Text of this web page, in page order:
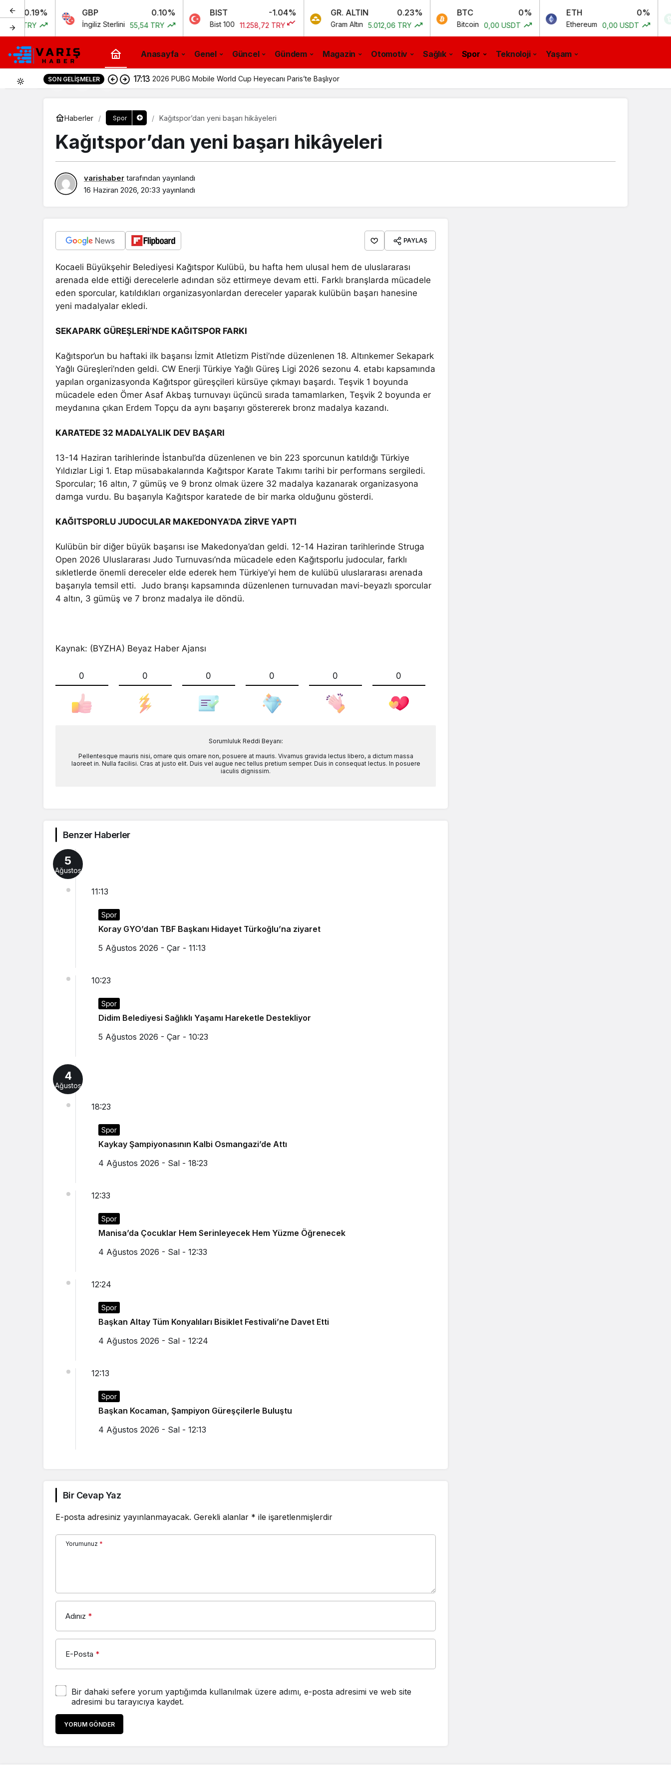
GBP
İngiliz Sterlini 55,54 TRY
BIST
Bist 100 11.258,72 TRY
GR. ALTIN 0.23%
Gram Altın 5.012,06 TRY
BTC
Bitcoin 0,00 USDT
ETH
Ethereum 0,00 USDT
Anasayfa Genel Güncel Gündem Magazin Otomotiv Sağlık Spor Teknoloji Yaşam
0
SON GELIŞMELER 17:13 2026 PUBG Mobile World Cup Heyecanı Paris’te Başlıyor
Haberler Spor Kağıtspor’dan yeni başarı hikâyeleri
Kağıtspor’dan yeni başarı hikâyeleri
varishaber tarafından yayınlandı
16 Haziran 2026, 20:33 yayınlandı
PAYLAŞ
Kocaeli Büyükşehir Belediyesi Kağıtspor Kulübü, bu hafta hem ulusal hem de uluslararası
arenada elde ettiği derecelerle adından söz ettirmeye devam etti. Farklı branşlarda mücadele
eden sporcular, katıldıkları organizasyonlardan dereceler yaparak kulübün başarı hanesine
yeni madalyalar ekledi.
SEKAPARK GÜREŞLERİ’NDE KAĞITSPOR FARKI
Kağıtspor’un bu haftaki ilk başarısı İzmit Atletizm Pisti’nde düzenlenen 18. Altınkemer Sekapark
Yağlı Güreşleri’nden geldi. CW Enerji Türkiye Yağlı Güreş Ligi 2026 sezonu 4. etabı kapsamında
yapılan organizasyonda Kağıtspor güreşçileri kürsüye çıkmayı başardı. Teşvik 1 boyunda
mücadele eden Ömer Asaf Akbaş turnuvayı üçüncü sırada tamamlarken, Teşvik 2 boyunda er
meydanına çıkan Erdem Topçu da aynı başarıyı göstererek bronz madalya kazandı.
KARATEDE 32 MADALYALIK DEV BAŞARI
13-14 Haziran tarihlerinde İstanbul’da düzenlenen ve bin 223 sporcunun katıldığı Türkiye
Yıldızlar Ligi 1. Etap müsabakalarında Kağıtspor Karate Takımı tarihi bir performans sergiledi.
Sporcular; 16 altın, 7 gümüş ve 9 bronz olmak üzere 32 madalya kazanarak organizasyona
damga vurdu. Bu başarıyla Kağıtspor karatede de bir marka olduğunu gösterdi.
KAĞITSPORLU JUDOCULAR MAKEDONYA’DA ZİRVE YAPTI
Kulübün bir diğer büyük başarısı ise Makedonya’dan geldi. 12-14 Haziran tarihlerinde Struga
Open 2026 Uluslararası Judo Turnuvası’nda mücadele eden Kağıtsporlu judocular, farklı
sıkletlerde önemli dereceler elde ederek hem Türkiye’yi hem de kulübü uluslararası arenada
başarıyla temsil etti. Judo branşı kapsamında düzenlenen turnuvadan mavi-beyazlı sporcular
4 altın, 3 gümüş ve 7 bronz madalya ile döndü.
Kaynak: (BYZHA) Beyaz Haber Ajansı
0 0 0 0 0 0
Sorumluluk Reddi Beyanı:
Pellentesque mauris nisi, ornare quis ornare non, posuere at mauris. Vivamus gravida lectus libero, a dictum massa
laoreet in. Nulla facilisi. Cras at justo elit. Duis vel augue nec tellus pretium semper. Duis in consequat lectus. In posuere
iaculis dignissim.
Benzer Haberler
5
Ağustos
11:13
Spor
Koray GYO’dan TBF Başkanı Hidayet Türkoğlu’na ziyaret
5 Ağustos 2026 - Çar - 11:13
10:23
Spor
Didim Belediyesi Sağlıklı Yaşamı Hareketle Destekliyor
5 Ağustos 2026 - Çar - 10:23
4
Ağustos
18:23
Spor
Kaykay Şampiyonasının Kalbi Osmangazi’de Attı
4 Ağustos 2026 - Sal - 18:23
12:33
Spor
Manisa’da Çocuklar Hem Serinleyecek Hem Yüzme Öğrenecek
4 Ağustos 2026 - Sal - 12:33
12:24
Spor
Başkan Altay Tüm Konyalıları Bisiklet Festivali’ne Davet Etti
4 Ağustos 2026 - Sal - 12:24
12:13
Spor
Başkan Kocaman, Şampiyon Güreşçilerle Buluştu
4 Ağustos 2026 - Sal - 12:13
Bir Cevap Yaz
E-posta adresiniz yayınlanmayacak. Gerekli alanlar * ile işaretlenmişlerdir
Yorumunuz *
Adınız *
E-Posta *
Bir dahaki sefere yorum yaptığımda kullanılmak üzere adımı, e-posta adresimi ve web site
adresimi bu tarayıcıya kaydet.
YORUM GÖNDER